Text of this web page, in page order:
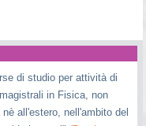
di studio per attività di
in Fisica, non
all'estero, nell'ambito del